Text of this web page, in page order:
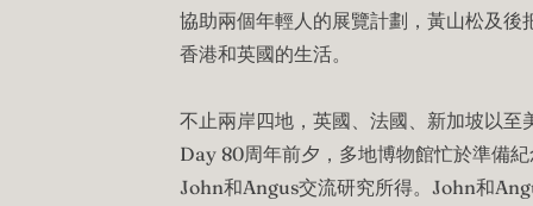
協助兩個年輕人的展覽計劃，黃山松及
香港和英國的生活。
不止兩岸四地，英國、法國、新加坡以
Day 80周年前夕，多地博物館忙於準備
John和Angus交流研究所得。John和